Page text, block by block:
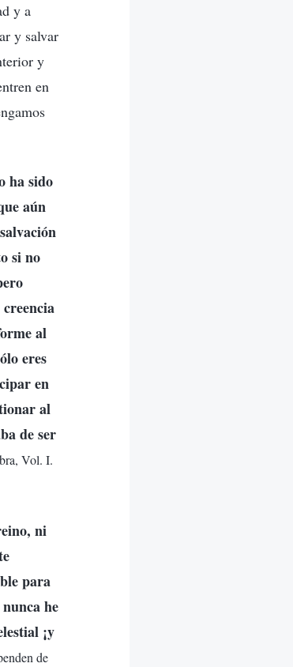
y a
y salvar
y
en
ha sido
aún
si no
al
eres
en
al
de ser
Vol. I.
ni
para
he
¡y
de